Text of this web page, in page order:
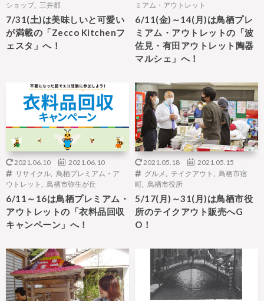
ショップ
三井郡
7/31(土)は美味しいと可愛い
が満載の「Zecco Kitchenフ
ェスタ」へ！
ミアム・アウトレット
6/11(金)～14(月)は鳥栖プレ
ミアム・アウトレットの「波
佐見・有田アウトレット陶器
マルシェ」へ！
2021.06.10 2021.06.10
リサイクル
鳥栖プレミアム・ア
ウトレット
鳥栖市弥生が丘
6/11～16は鳥栖プレミアム・
アウトレットの「衣料品回収
キャンペーン」へ！
2021.05.18 2021.05.15
グルメ テイクアウト
鳥栖市宿
町
鳥栖市役所
5/17(月)～31(月)は鳥栖市役
所のテイクアウト販売へG
O！